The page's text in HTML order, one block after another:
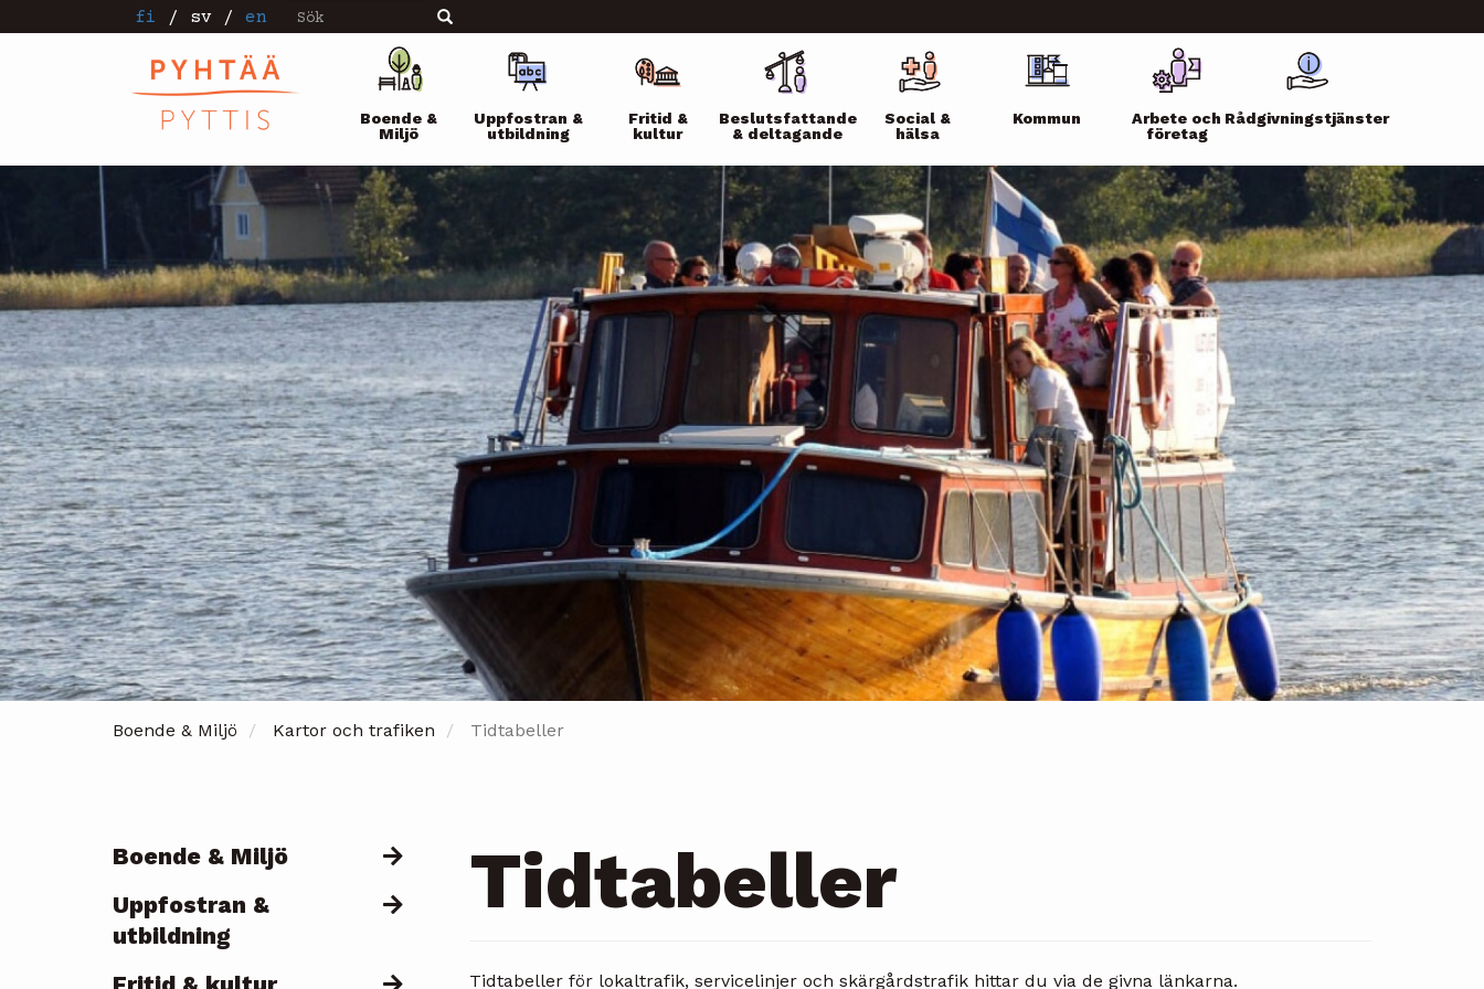
till
fi / sv / en Sök Sök
Päävalikko
Boende &
Miljö
Uppfostran &
utbildning
Fritid &
kultur
Beslutsfattande
& deltagande
Social &
hälsa
Kommun
Arbete och
företag
Rådgivningstjänster
Boende & Miljö Kartor och trafiken Tidtabeller
Päävalikko
Boende & Miljö
Uppfostran &
utbildning
Tidtabeller
Tidtabeller för lokaltrafik, servicelinjer och skärgårdstrafik hittar du via de givna länkarna.